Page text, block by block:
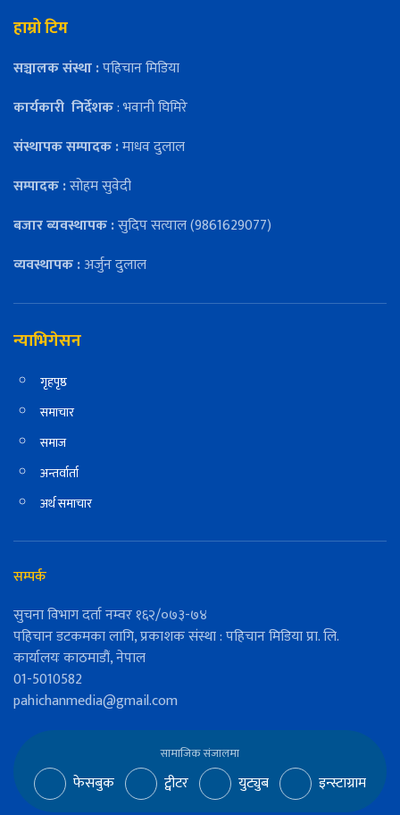
हाम्रो टिम
सञ्चालक संस्था :पहिचान मिडिया
कार्यकारी निर्देशक: भवानी घिमिरे
संस्थापक सम्पादक :माधव दुलाल
सम्पादक :सोहम सुवेदी
बजार ब्यवस्थापक :सुदिप सत्याल (9861629077)
व्यवस्थापक :अर्जुन दुलाल
न्याभिगेसन
गृहपृष्ठ
समाचार
समाज
अन्तर्वार्ता
अर्थ समाचार
सम्पर्क
सुचना विभाग दर्ता नम्वर १६२/०७३-७४
पहिचान डटकमका लागि, प्रकाशक संस्था : पहिचान मिडिया प्रा. लि.
कार्यालयः काठमाडौं, नेपाल
01-5010582
pahichanmedia@gmail.com
सामाजिक संजालमा
फेसबुक ट्वीटर युट्युब इन्स्टाग्राम